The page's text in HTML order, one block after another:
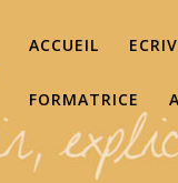
ACCUEIL
FORMATRICE